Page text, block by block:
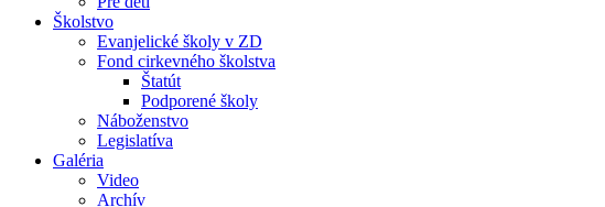
Školstvo
Evanjelické školy v ZD
Fond cirkevného školstva
Štatút
Podporené školy
Náboženstvo
Legislatíva
Galéria
Video
Archív